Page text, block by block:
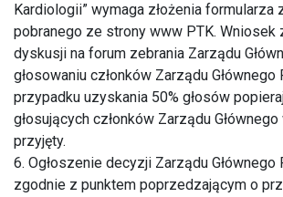
Kardiologii” wymaga złożenia formularza
pobranego ze strony www PTK. Wniosek
dyskusji na forum zebrania Zarządu
głosowaniu członków Zarządu Głównego
przypadku uzyskania 50% głosów
głosujących członków Zarządu
przyjęty.
6. Ogłoszenie decyzji Zarządu Głównego
zgodnie z punktem poprzedzającym o